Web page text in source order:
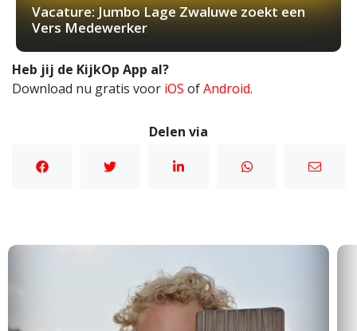
Vacature: Jumbo Lage Zwaluwe zoekt een
Vers Medewerker
Heb jij de KijkOp App al?
Download nu gratis voor iOS ofAndroid.
Delen via